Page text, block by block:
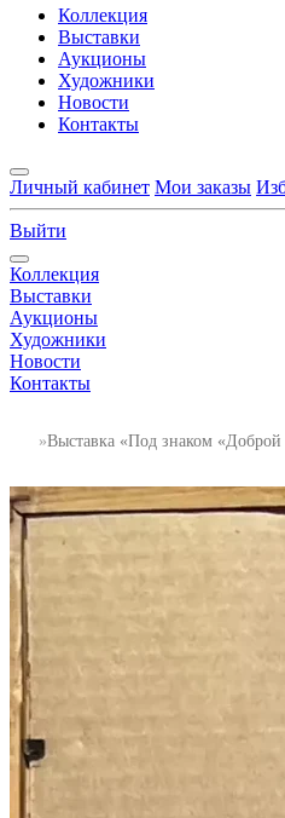
Коллекция
Выставки
Аукционы
Художники
Новости
Контакты
Личный кабинет Мои заказы
Выйти
Коллекция
Выставки
Аукционы
Художники
Новости
Контакты
Выставка «Под знаком